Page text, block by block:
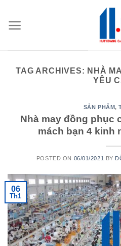
content
TAG ARCHIVES: NHÀ
YÊU
SẢN PHẨM,
Nhà may đồng phục
mách bạn 4 kinh
POSTED ON 06/01/2021 BY
06
Th1